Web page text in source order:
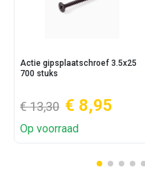
Actie gipsplaatschroef 3.5x25
700 stuks
€ 13,30 € 8,95
Op voorraad